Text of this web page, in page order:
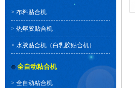
> 布料贴合机
> 热熔胶贴合机
> 水胶贴合机（白乳胶贴合机）
全自动粘合机
> 全自动粘合机